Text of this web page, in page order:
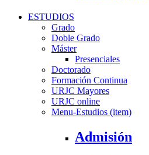
ESTUDIOS
Grado
Doble Grado
Máster
Presenciales
Doctorado
Formación Continua
URJC Mayores
URJC online
Menu-Estudios (item)
Admisión